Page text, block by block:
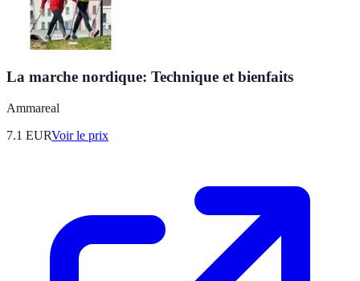
La marche nordique: Technique et bienfaits
Ammareal
7.1 EURVoir le prix